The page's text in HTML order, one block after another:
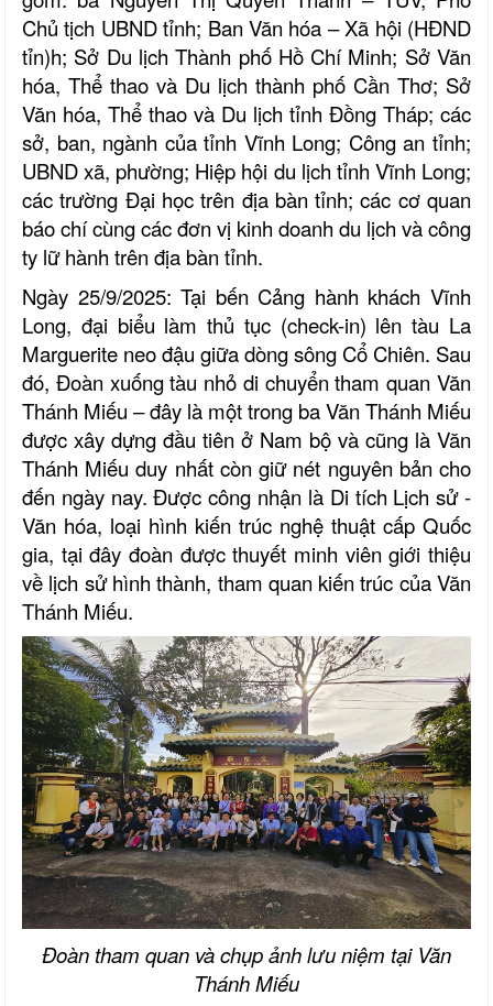
Chủ tịch UBND tỉnh; Ban Văn hóa – Xã hội (HĐND
tỉn)h; Sở Du lịch Thành phố Hồ Chí Minh; Sở Văn
hóa, Thể thao và Du lịch thành phố Cần Thơ; Sở
Văn hóa, Thể thao và Du lịch tỉnh Đồng Tháp; các
sở, ban, ngành của tỉnh Vĩnh Long; Công an tỉnh;
UBND xã, phường; Hiệp hội du lịch tỉnh Vĩnh Long;
các trường Đại học trên địa bàn tỉnh; các cơ quan
báo chí cùng các đơn vị kinh doanh du lịch và công
ty lữ hành trên địa bàn tỉnh.
Ngày 25/9/2025: Tại bến Cảng hành khách Vĩnh
Long, đại biểu làm thủ tục (check-in) lên tàu La
Marguerite neo đậu giữa dòng sông Cổ Chiên. Sau
đó, Đoàn xuống tàu nhỏ di chuyển tham quan Văn
Thánh Miếu – đây là một trong ba Văn Thánh Miếu
được xây dựng đầu tiên ở Nam bộ và cũng là Văn
Thánh Miếu duy nhất còn giữ nét nguyên bản cho
đến ngày nay. Được công nhận là Di tích Lịch sử -
Văn hóa, loại hình kiến trúc nghệ thuật cấp Quốc
gia, tại đây đoàn được thuyết minh viên giới thiệu
về lịch sử hình thành, tham quan kiến trúc của Văn
Thánh Miếu.
Đoàn tham quan và chụp ảnh lưu niệm tại Văn
Thánh Miếu